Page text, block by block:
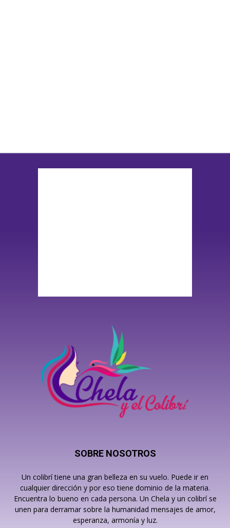
SOBRE NOSOTROS
Un colibrí tiene una gran belleza en su vuelo. Puede ir en
cualquier dirección y por eso tiene dominio de la materia.
Encuentra lo bueno en cada persona. Un Chela y un colibrí se
unen para derramar sobre la humanidad mensajes de amor,
esperanza, armonía y luz.